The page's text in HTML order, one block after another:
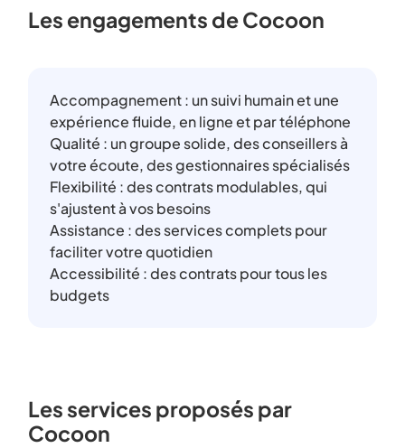
Les engagements de Cocoon
Accompagnement : un suivi humain et une
expérience fluide, en ligne et par téléphone
Qualité : un groupe solide, des conseillers à
votre écoute, des gestionnaires spécialisés
Flexibilité : des contrats modulables, qui
s'ajustent à vos besoins
Assistance : des services complets pour
faciliter votre quotidien
Accessibilité : des contrats pour tous les
budgets
Les services proposés par
Cocoon